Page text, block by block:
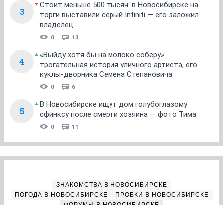
3
Стоит меньше 500 тысяч: в Новосибирске на
торги выставили серый Infiniti — его заложил
владелец
0 13
4
«Выйду хотя бы на молоко соберу»:
трогательная история уличного артиста, его
куклы-дворника Семена Степановича
0 6
5
В Новосибирске ищут дом голубоглазому
сфинксу после смерти хозяина — фото Тима
0 11
ЗНАКОМСТВА В НОВОСИБИРСКЕ
ПОГОДА В НОВОСИБИРСКЕ
ПРОБКИ В НОВОСИБИРСКЕ